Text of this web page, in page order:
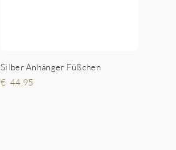
Silber Anhänger Füßchen
44,95